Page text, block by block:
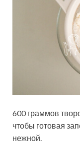
600 граммов
чтобы готовая
нежной.